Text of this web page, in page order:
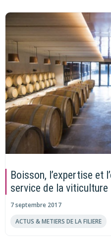
Boisson, l’expertise et
service de la viticulture
7 septembre 2017
ACTUS & METIERS DE LA FILIERE